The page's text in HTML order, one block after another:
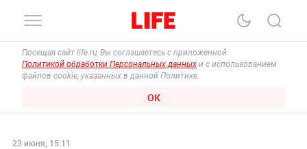
Посещая сайт life.ru, Вы соглашаетесь с приложенной
Политикой обработки Персональных данных и с использованием
файлов cookie, указанных в данной Политике.
ОК
23 июня, 15:11